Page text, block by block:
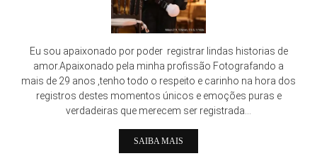
Eu sou apaixonado por poder registrar lindas historias de
amor.Apaixonado pela minha profissão Fotografando a
mais de 29 anos ,tenho todo o respeito e carinho na hora dos
registros destes momentos únicos e emoções puras e
verdadeiras que merecem ser registrada...
SAIBA MAIS